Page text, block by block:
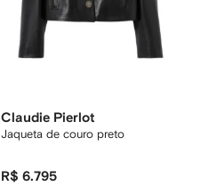
Claudie Pierlot
Jaqueta de couro preto
R$ 6.795